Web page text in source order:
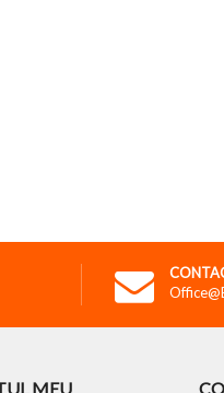
MEU